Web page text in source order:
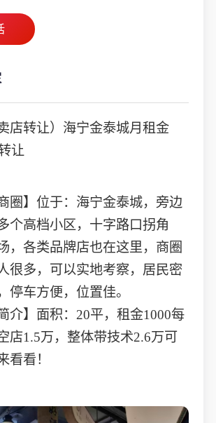
店转让）海宁金泰城月租金
让
圈】位于：海宁金泰城，旁边
个高档小区，十字路口拐角
，各类品牌店也在这里，商圈
很多，可以实地考察，居民密
停车方便，位置佳。
介】面积：20平，租金1000每
店1.5万，整体带技术2.6万可
看看！